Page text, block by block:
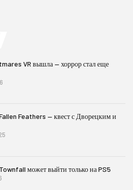
VR вышла — хоррор стал еще
Feathers — квест с Дворецким и
может выйти только на PS5